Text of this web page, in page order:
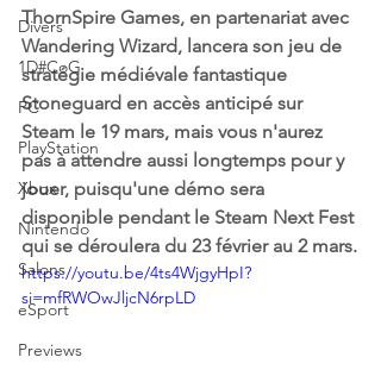
Divers
1D#CoG
PC
PlayStation
Xbox
Nintendo
Salons
eSport
Previews
ThornSpire Games, en partenariat avec
Wandering Wizard, lancera son jeu de
stratégie médiévale fantastique
Stoneguard en accès anticipé sur
Steam le 19 mars, mais vous n'aurez
pas à attendre aussi longtemps pour y
jouer, puisqu'une démo sera
disponible pendant le Steam Next Fest
qui se déroulera du 23 février au 2 mars.
https://youtu.be/4ts4WjgyHpI?
si=mfRWOwJljcN6rpLD